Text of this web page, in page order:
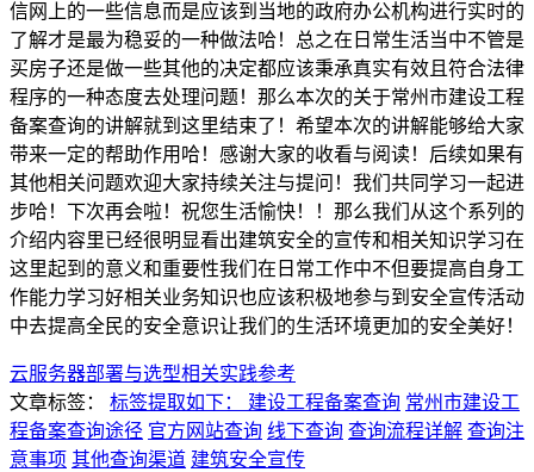
信网上的一些信息而是应该到当地的政府办公机构进行实时的
了解才是最为稳妥的一种做法哈！总之在日常生活当中不管是
买房子还是做一些其他的决定都应该秉承真实有效且符合法律
程序的一种态度去处理问题！那么本次的关于常州市建设工程
备案查询的讲解就到这里结束了！希望本次的讲解能够给大家
带来一定的帮助作用哈！感谢大家的收看与阅读！后续如果有
其他相关问题欢迎大家持续关注与提问！我们共同学习一起进
步哈！下次再会啦！祝您生活愉快！！那么我们从这个系列的
介绍内容里已经很明显看出建筑安全的宣传和相关知识学习在
这里起到的意义和重要性我们在日常工作中不但要提高自身工
作能力学习好相关业务知识也应该积极地参与到安全宣传活动
中去提高全民的安全意识让我们的生活环境更加的安全美好！
云服务器部署与选型相关实践参考
文章标签：
标签提取如下： 建设工程备案查询 常州市建设工
程备案查询途径 官方网站查询 线下查询 查询流程详解 查询注
意事项 其他查询渠道 建筑安全宣传